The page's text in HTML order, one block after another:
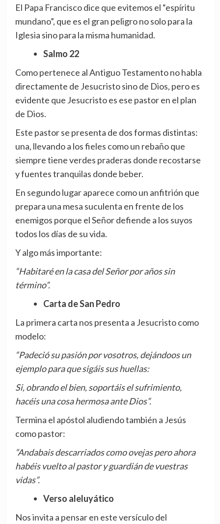
El Papa Francisco dice que evitemos el “espíritu
mundano”, que es el gran peligro no solo para la
Iglesia sino para la misma humanidad.
Salmo 22
Como pertenece al Antiguo Testamento no habla
directamente de Jesucristo sino de Dios, pero es
evidente que Jesucristo es ese pastor en el plan
de Dios.
Este pastor se presenta de dos formas distintas:
una, llevando a los fieles como un rebaño que
siempre tiene verdes praderas donde recostarse
y fuentes tranquilas donde beber.
En segundo lugar aparece como un anfitrión que
prepara una mesa suculenta en frente de los
enemigos porque el Señor defiende a los suyos
todos los días de su vida.
Y algo más importante:
“Habitaré en la casa del Señor por años sin
término”.
Carta de San Pedro
La primera carta nos presenta a Jesucristo como
modelo:
“Padeció su pasión por vosotros, dejándoos un
ejemplo para que sigáis sus huellas:
Si, obrando el bien, soportáis el sufrimiento,
hacéis una cosa hermosa ante Dios”.
Termina el apóstol aludiendo también a Jesús
como pastor:
“Andabais descarriados como ovejas pero ahora
habéis vuelto al pastor y guardián de vuestras
vidas”.
Verso aleluyático
Nos invita a pensar en este versículo del